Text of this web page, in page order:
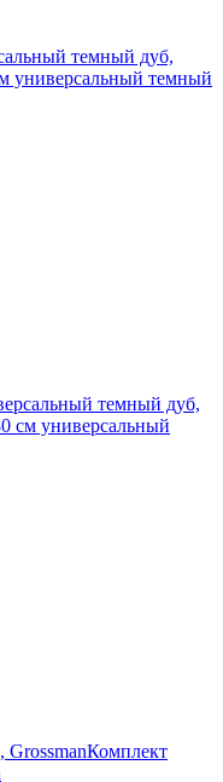
темный дуб,
темный
темный дуб,
см универсальный
Комплект